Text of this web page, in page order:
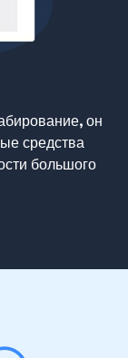
он
средства
большого